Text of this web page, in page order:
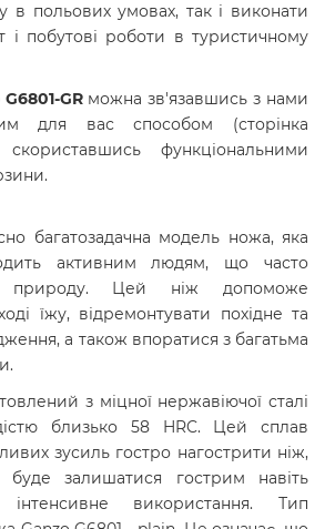
в польових умовах, так і виконати
побутові роботи в туристичному
GRможна зв'язавшись з нами
для вас способом (сторінка
функціональними
багатозадачна модель ножа, яка
активним людям, що часто
природу. Цей ніж допоможе
їжу, відремонтувати похідне та
а також впоратися з багатьма
з міцної нержавіючої сталі
близько 58 HRC. Цей сплав
зусиль гостро нагострити ніж,
залишатися гострим навіть
використання. Тип